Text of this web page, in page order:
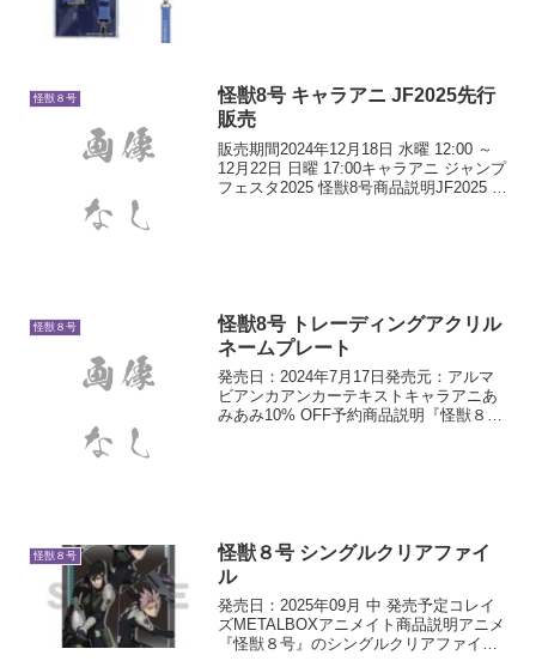
怪獣８号
怪獣8号 キャラアニ JF2025先行
販売
販売期間2024年12月18日 水曜 12:00 ～
12月22日 日曜 17:00キャラアニ ジャンプ
フェスタ2025 怪獣8号商品説明JF2025 キ
怪獣８号
怪獣8号 トレーディングアクリル
ネームプレート
発売日：2024年7月17日発売元：アルマ
ビアンカアンカーテキストキャラアニあ
みあみ10% OFF予約商品説明『怪獣８
怪獣８号
怪獣８号 シングルクリアファイ
ル
発売日：2025年09月 中 発売予定コレイ
ズMETALBOXアニメイト商品説明アニメ
『怪獣８号』のシングルクリアファイル